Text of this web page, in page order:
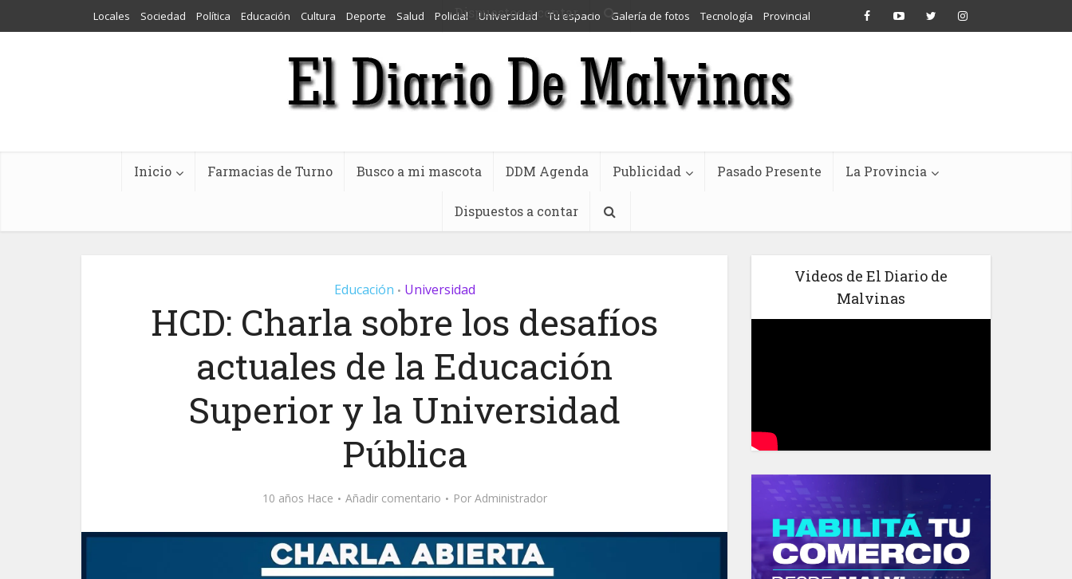
Dispuestos a contar
Locales Sociedad Política Educación Cultura Deporte Salud Policial Universidad Tu espacio Galería de fotos Tecnología Provincial
Inicio Farmacias de Turno Busco a mi mascota DDM Agenda Publicidad Pasado Presente La Provincia
Dispuestos a contar
Educación • Universidad
HCD: Charla sobre los desafíos
actuales de la Educación
Superior y la Universidad
Pública
10 años Hace Añadir comentario Por Administrador
Videos de El Diario de
Malvinas